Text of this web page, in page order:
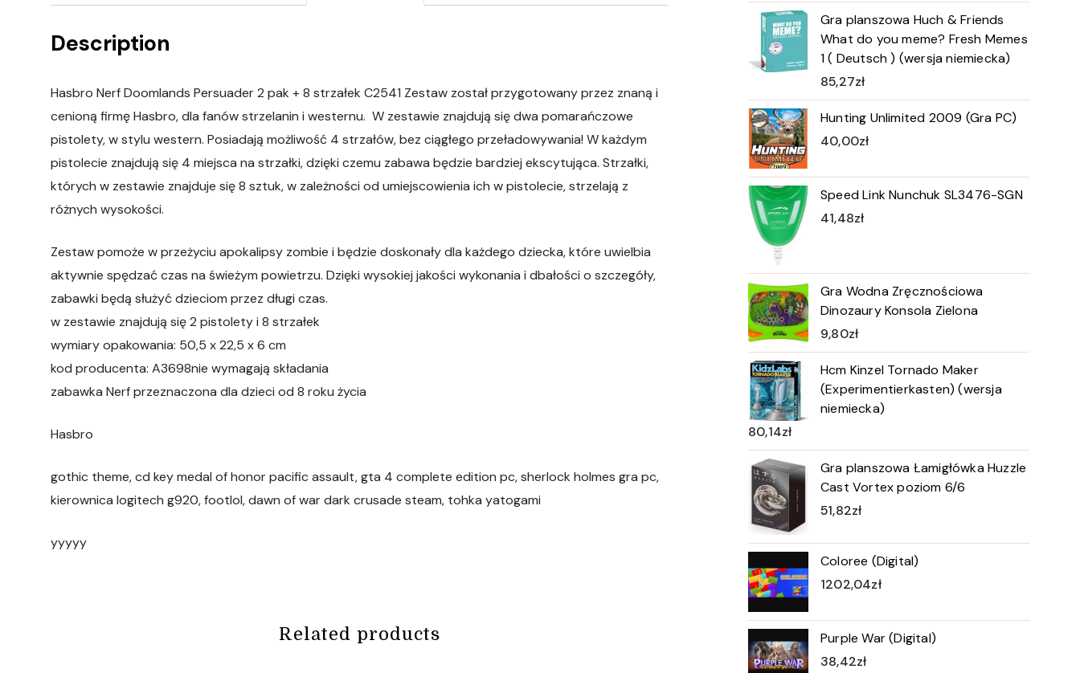
Description
Hasbro Nerf Doomlands Persuader 2 pak + 8 strzałek C2541 Zestaw został przygotowany przez znaną i
cenioną firmę Hasbro, dla fanów strzelanin i westernu. W zestawie znajdują się dwa pomarańczowe
pistolety, w stylu western. Posiadają możliwość 4 strzałów, bez ciągłego przeładowywania! W każdym
pistolecie znajdują się 4 miejsca na strzałki, dzięki czemu zabawa będzie bardziej ekscytująca. Strzałki,
których w zestawie znajduje się 8 sztuk, w zależności od umiejscowienia ich w pistolecie, strzelają z
różnych wysokości.
Zestaw pomoże w przeżyciu apokalipsy zombie i będzie doskonały dla każdego dziecka, które uwielbia
aktywnie spędzać czas na świeżym powietrzu. Dzięki wysokiej jakości wykonania i dbałości o szczegóły,
zabawki będą służyć dzieciom przez długi czas.
w zestawie znajdują się 2 pistolety i 8 strzałek
wymiary opakowania: 50,5 x 22,5 x 6 cm
kod producenta: A3698nie wymagają składania
zabawka Nerf przeznaczona dla dzieci od 8 roku życia
Hasbro
gothic theme, cd key medal of honor pacific assault, gta 4 complete edition pc, sherlock holmes gra pc,
kierownica logitech g920, footlol, dawn of war dark crusade steam, tohka yatogami
yyyyy
Related products
Gra planszowa Huch & Friends
What do you meme? Fresh Memes
1 ( Deutsch ) (wersja niemiecka)
85,27zł
Hunting Unlimited 2009 (Gra PC)
40,00zł
Speed Link Nunchuk SL3476-SGN
41,48zł
Gra Wodna Zręcznościowa
Dinozaury Konsola Zielona
9,80zł
Hcm Kinzel Tornado Maker
(Experimentierkasten) (wersja
niemiecka)
80,14zł
Gra planszowa Łamigłówka Huzzle
Cast Vortex poziom 6/6
51,82zł
Coloree (Digital)
1202,04zł
Purple War (Digital)
38,42zł